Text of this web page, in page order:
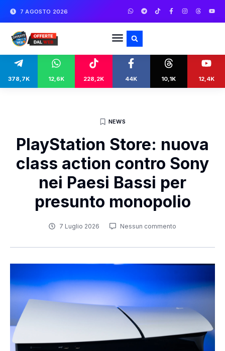
7 AGOSTO 2026
378,7K 12,6K 228,2K 44K 10,1K 12,4K
NEWS
PlayStation Store: nuova
class action contro Sony
nei Paesi Bassi per
presunto monopolio
7 Luglio 2026 Nessun commento